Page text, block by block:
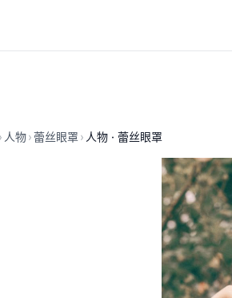
› 人物›蕾丝眼罩 › 人物 · 蕾丝眼罩